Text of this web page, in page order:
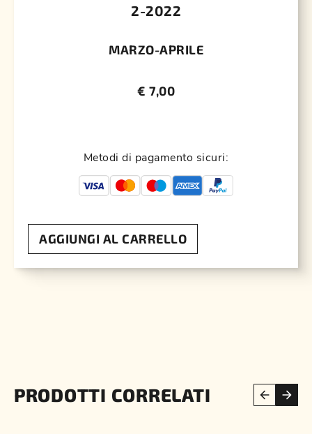
2-2022
MARZO-APRILE
€ 7,00
Metodi di pagamento sicuri:
AGGIUNGI AL CARRELLO
PRODOTTI CORRELATI